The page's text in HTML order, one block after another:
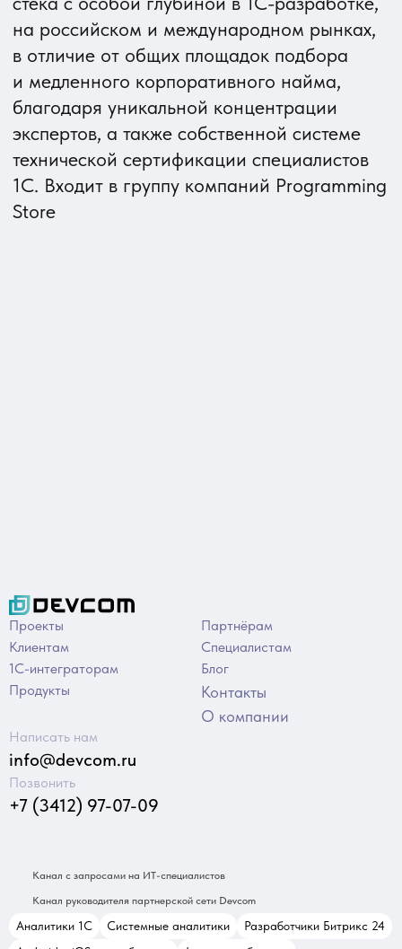
Проекты
Клиентам
1С-интеграторам
Продукты
Партнёрам
Специалистам
Блог
Контакты
О компании
Написать нам
info@devcom.ru
Позвонить
+7 (3412) 97-07-09
Канал с запросами на ИТ-специалистов
Канал руководителя партнерской сети Devcom
Аналитики 1С Системные аналитики
Разработчики Битрикс 24